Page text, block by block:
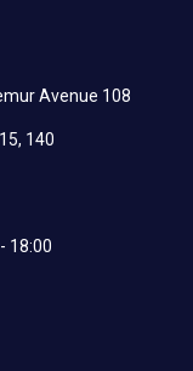
Avenue 108
140
18:00